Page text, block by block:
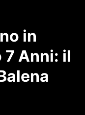
in
Anni: il